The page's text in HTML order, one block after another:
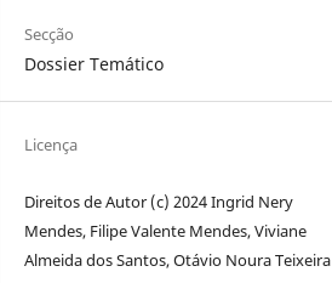
Secção
Dossier Temático
Licença
Direitos de Autor (c) 2024 Ingrid Nery
Mendes, Filipe Valente Mendes, Viviane
Almeida dos Santos, Otávio Noura Teixeira